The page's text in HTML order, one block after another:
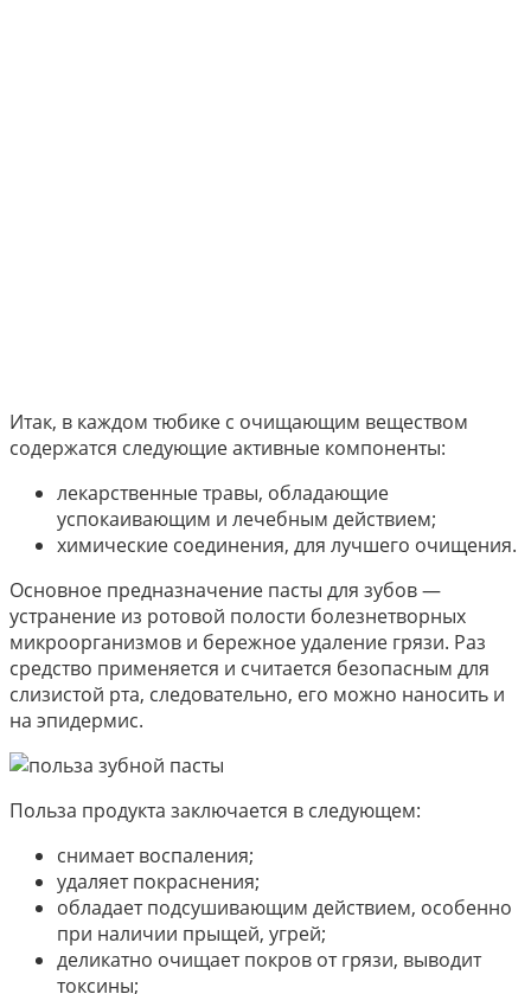
Итак, в каждом тюбике с очищающим веществом
содержатся следующие активные компоненты:
лекарственные травы, обладающие
успокаивающим и лечебным действием;
химические соединения, для лучшего очищения.
Основное предназначение пасты для зубов —
устранение из ротовой полости болезнетворных
микроорганизмов и бережное удаление грязи. Раз
средство применяется и считается безопасным для
слизистой рта, следовательно, его можно наносить и
на эпидермис.
Польза продукта заключается в следующем:
снимает воспаления;
удаляет покраснения;
обладает подсушивающим действием, особенно
при наличии прыщей, угрей;
деликатно очищает покров от грязи, выводит
токсины;